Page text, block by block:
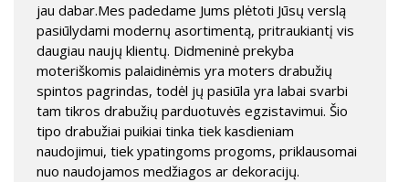
jau dabar.Mes padedame Jums plėtoti Jūsų verslą
pasiūlydami modernų asortimentą, pritraukiantį vis
daugiau naujų klientų. Didmeninė prekyba
moteriškomis palaidinėmis yra moters drabužių
spintos pagrindas, todėl jų pasiūla yra labai svarbi
tam tikros drabužių parduotuvės egzistavimui. Šio
tipo drabužiai puikiai tinka tiek kasdieniam
naudojimui, tiek ypatingoms progoms, priklausomai
nuo naudojamos medžiagos ar dekoracijų.